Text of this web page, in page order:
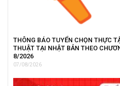
THÔNG BÁO TUYỂN CHỌN THỰC
THUẬT TẠI NHẬT BẢN THEO
8/2026
07/08/2026